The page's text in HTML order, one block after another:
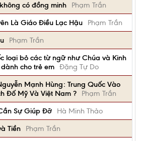
có đồng minh
Phạm Trần
Là Giáo Điều Lạc Hậu
Phạm Trần
Phạm Trần
loại bỏ các từ ngữ như Chúa và Kinh
cho trẻ em Đặng Tự Do
Mạnh Hùng: Trung Quốc Vào
Đố Mỹ Và Việt Nam ?
Phạm Trần
Sự Giúp Đỡ
Hà Minh Thảo
Tiền
Phạm Trần